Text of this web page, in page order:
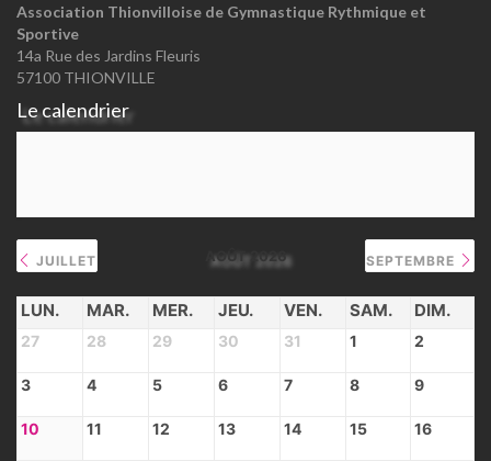
Association Thionvilloise de Gymnastique Rythmique et
Sportive
14a Rue des Jardins Fleuris
57100 THIONVILLE
Le calendrier
JUILLET AOÛT 2026 SEPTEMBRE
LUN. MAR. MER. JEU. VEN. SAM. DIM.
27 28 29 30 31 1 2
3 4 5 6 7 8 9
10 11 12 13 14 15 16